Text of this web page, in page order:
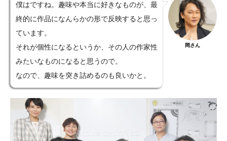
僕はですね。趣味や本当に好きなものが、最
終的に作品になんらかの形で反映すると思っ
ています。
それが個性になるというか、その人の作家性
みたいなものになると思うので。
なので、趣味を突き詰めるのも良いかと。
岡さん